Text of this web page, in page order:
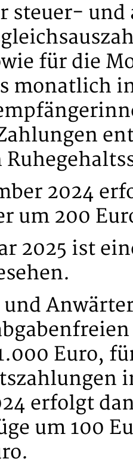
steuer- und
für die
monatlich
2024
um 200
2025 ist
Euro,
erfolgt
um 100